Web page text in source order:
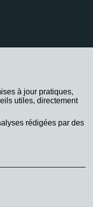
à jour pratiques,
utiles, directement
rédigées par des